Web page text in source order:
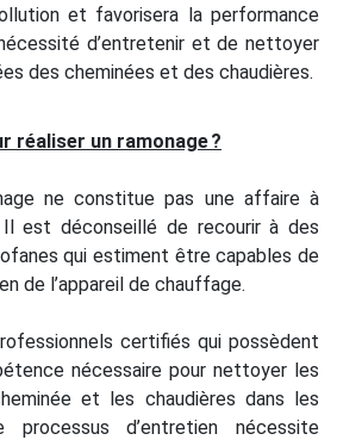
et favorisera la performance
d’entretenir et de nettoyer
des cheminées et des chaudières.
réaliser un ramonage ?
ne constitue pas une affaire à
est déconseillé de recourir à des
qui estiment être capables de
de l’appareil de chauffage.
certifiés qui possèdent
nécessaire pour nettoyer les
et les chaudières dans les
d’entretien nécessite